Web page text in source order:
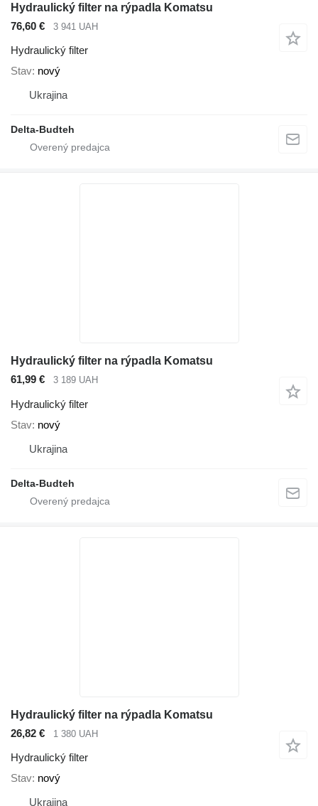
Hydraulický filter na rýpadla Komatsu
76,60 €
3 941 UAH
Hydraulický filter
Stav nový
Ukrajina
Delta-Budteh
Hydraulický filter na rýpadla Komatsu
61,99 €
3 189 UAH
Hydraulický filter
Stav nový
Ukrajina
Delta-Budteh
Hydraulický filter na rýpadla Komatsu
26,82 €
1 380 UAH
Hydraulický filter
Stav nový
Ukrajina